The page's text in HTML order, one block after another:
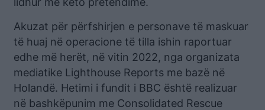
Akuzat për përfshirjen e personave të maskuar
të huaj në operacione të tilla ishin raportuar
edhe më herët, në vitin 2022, nga organizata
mediatike Lighthouse Reports me bazë në
Holandë. Hetimi i fundit i BBC është realizuar
në bashkëpunim me Consolidated Rescue